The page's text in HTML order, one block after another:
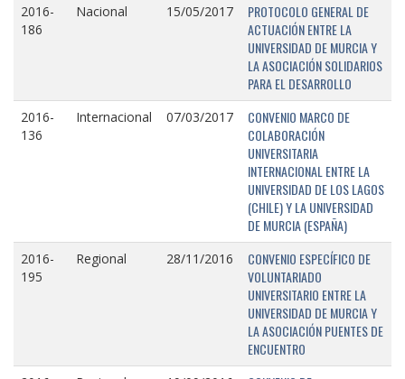
2016-
186
Nacional 15/05/2017
PROTOCOLO GENERAL DE
ACTUACIÓN ENTRE LA
UNIVERSIDAD DE MURCIA Y
LA ASOCIACIÓN SOLIDARIOS
PARA EL DESARROLLO
2016-
136
Internacional 07/03/2017
CONVENIO MARCO DE
COLABORACIÓN
UNIVERSITARIA
INTERNACIONAL ENTRE LA
UNIVERSIDAD DE LOS LAGOS
(CHILE) Y LA UNIVERSIDAD
DE MURCIA (ESPAÑA)
2016-
195
Regional 28/11/2016
CONVENIO ESPECÍFICO DE
VOLUNTARIADO
UNIVERSITARIO ENTRE LA
UNIVERSIDAD DE MURCIA Y
LA ASOCIACIÓN PUENTES DE
ENCUENTRO